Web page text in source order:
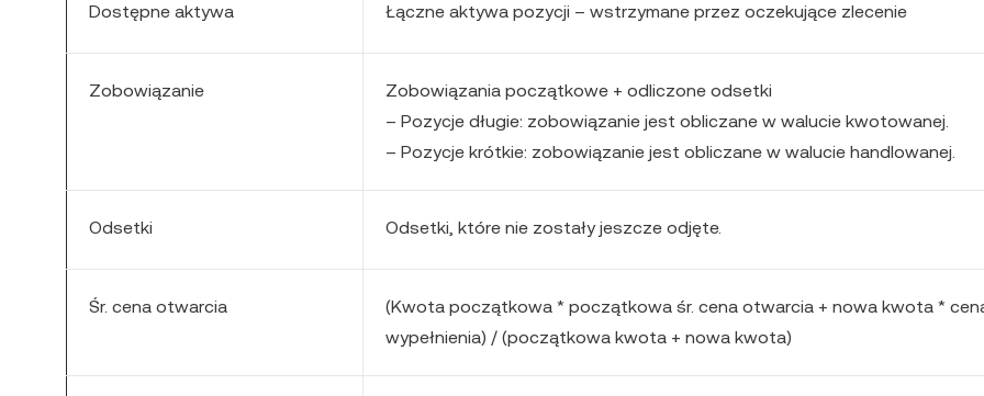
Dostępne aktywa Łączne aktywa pozycji – wstrzymane przez oczekujące zlecenie
Zobowiązanie
Zobowiązania początkowe + odliczone odsetki
– Pozycje długie: zobowiązanie jest obliczane w walucie kwotowanej.
– Pozycje krótkie: zobowiązanie jest obliczane w walucie handlowanej.
Odsetki Odsetki, które nie zostały jeszcze odjęte.
Śr. cena otwarcia
(Kwota początkowa * początkowa śr. cena otwarcia + nowa kwota *
wypełnienia) / (początkowa kwota + nowa kwota)